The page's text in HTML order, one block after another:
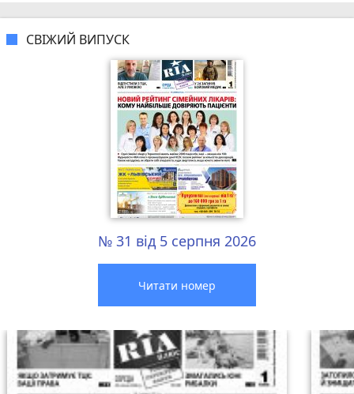
СВІЖИЙ ВИПУСК
№ 31 від 5 серпня 2026
Читати номер